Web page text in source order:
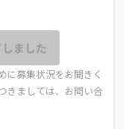
ました
に募集状況をお聞きく
きましては、お問い合